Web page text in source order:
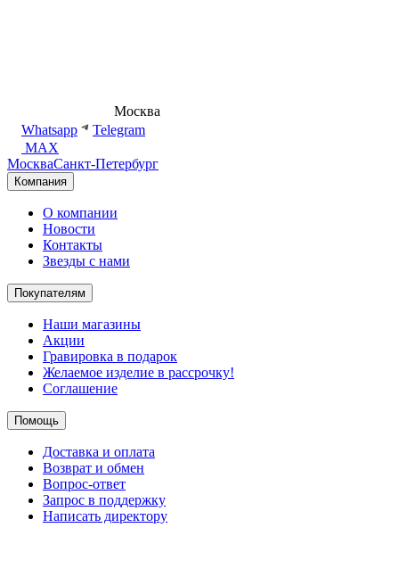
Москва
Whatsapp
Telegram
MAX
МоскваСанкт-Петербург
Компания
О компании
Новости
Контакты
Звезды с нами
Покупателям
Наши магазины
Акции
Гравировка в подарок
Желаемое изделие в рассрочку!
Соглашение
Помощь
Доставка и оплата
Возврат и обмен
Вопрос-ответ
Запрос в поддержку
Написать директору